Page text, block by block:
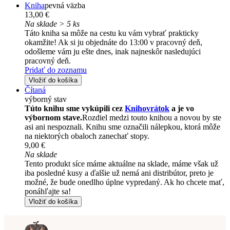
Knihapevná väzba
13,00 €
Na sklade > 5 ks
Táto kniha sa môže na cestu ku vám vybrať prakticky
okamžite! Ak si ju objednáte do 13:00 v pracovný deň,
odošleme vám ju ešte dnes, inak najneskôr nasledujúci
pracovný deň.
Pridať do zoznamu
Vložiť do košíka
Čítaná
výborný stav
Túto knihu sme vykúpili cez Knihovrátok a je vo
výbornom stave.Rozdiel medzi touto knihou a novou by ste
asi ani nespoznali. Knihu sme označili nálepkou, ktorá môže
na niektorých obaloch zanechať stopy.
9,00 €
Na sklade
Tento produkt síce máme aktuálne na sklade, máme však už
iba posledné kusy a ďalšie už nemá ani distribútor, preto je
možné, že bude onedlho úplne vypredaný. Ak ho chcete mať,
ponáhľajte sa!
Vložiť do košíka